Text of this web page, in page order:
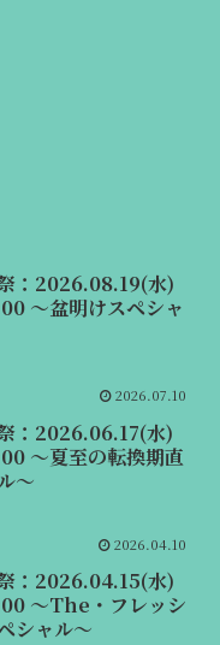
：2026.08.19(水)
～盆明けスペシャ
2026.07.10
：2026.06.17(水)
～夏至の転換期直
～
2026.04.10
：2026.04.15(水)
～The・フレッシ
シャル～